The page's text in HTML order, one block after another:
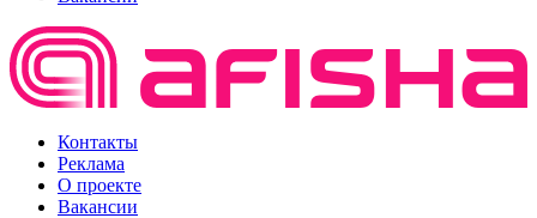
Контакты
Реклама
О проекте
Вакансии